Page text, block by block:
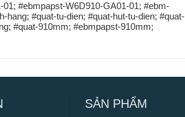
#ebmpapst-W6D910-GA01-01; #ebm-
hang; #quat-tu-dien; #quat-hut-tu-dien; #quat-
#quat-910mm; #ebmpapst-910mm;
SẢN PHẨM